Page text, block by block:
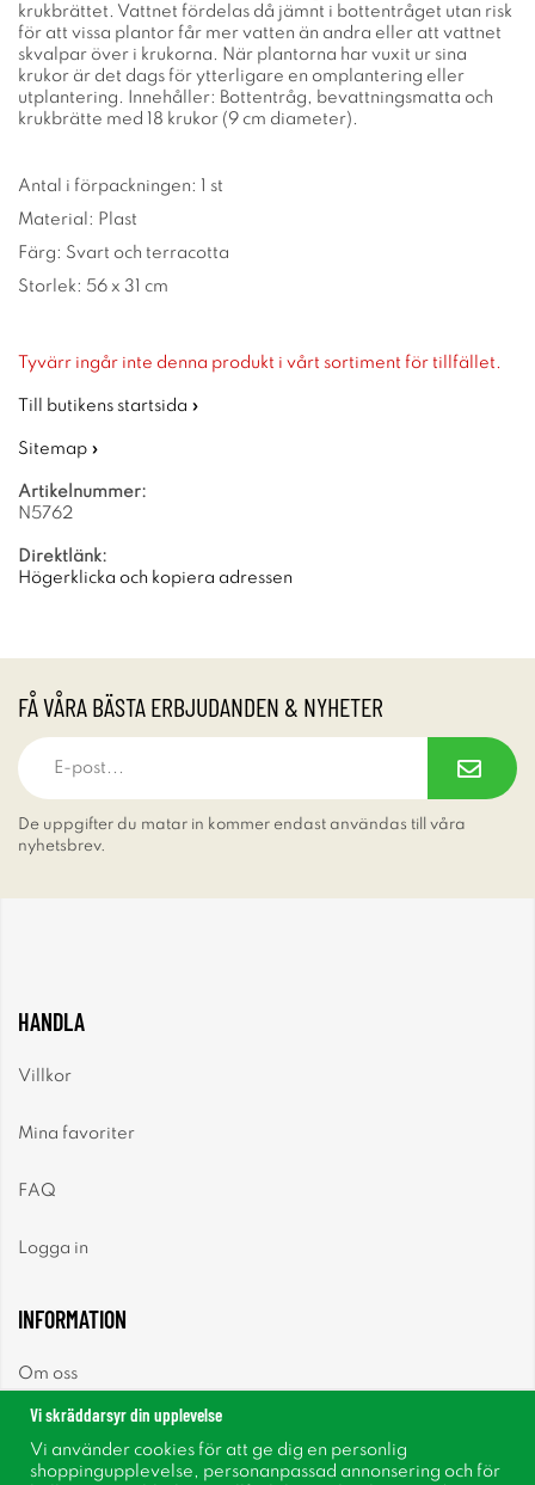
krukbrättet. Vattnet fördelas då jämnt i bottentråget utan risk
för att vissa plantor får mer vatten än andra eller att vattnet
skvalpar över i krukorna. När plantorna har vuxit ur sina
krukor är det dags för ytterligare en omplantering eller
utplantering. Innehåller: Bottentråg, bevattningsmatta och
krukbrätte med 18 krukor (9 cm diameter).
Antal i förpackningen: 1 st
Material: Plast
Färg: Svart och terracotta
Storlek: 56 x 31 cm
Tyvärr ingår inte denna produkt i vårt sortiment för tillfället.
Till butikens startsida »
Sitemap »
Artikelnummer:
N5762
Direktlänk:
Högerklicka och kopiera adressen
FÅ VÅRA BÄSTA ERBJUDANDEN & NYHETER
De uppgifter du matar in kommer endast användas till våra
nyhetsbrev.
HANDLA
Villkor
Mina favoriter
FAQ
Logga in
INFORMATION
Om oss
Vi skräddarsyr din upplevelse
Vi använder cookies för att ge dig en personlig
shoppingupplevelse, personanpassad annonsering och för